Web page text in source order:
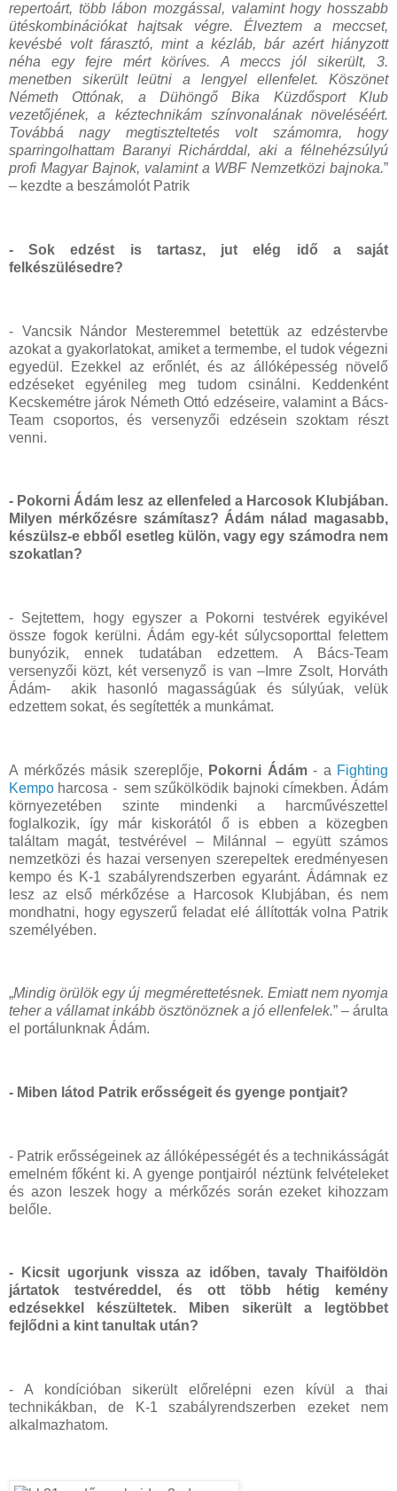
repertoárt, több lábon mozgással, valamint hogy hosszabb
ütéskombinációkat hajtsak végre. Élveztem a meccset,
kevésbé volt fárasztó, mint a kézláb, bár azért hiányzott
néha egy fejre mért köríves. A meccs jól sikerült, 3.
menetben sikerült leütni a lengyel ellenfelet. Köszönet
Németh Ottónak, a Dühöngő Bika Küzdősport Klub
vezetőjének, a kéztechnikám színvonalának növeléséért.
Továbbá nagy megtiszteltetés volt számomra, hogy
sparringolhattam Baranyi Richárddal, aki a félnehézsúlyú
profi Magyar Bajnok, valamint a WBF Nemzetközi bajnoka.”
– kezdte a beszámolót Patrik
- Sok edzést is tartasz, jut elég idő a saját
felkészülésedre?
- Vancsik Nándor Mesteremmel betettük az edzéstervbe
azokat a gyakorlatokat, amiket a termembe, el tudok végezni
egyedül. Ezekkel az erőnlét, és az állóképesség növelő
edzéseket egyénileg meg tudom csinálni. Keddenként
Kecskemétre járok Németh Ottó edzéseire, valamint a Bács-
Team csoportos, és versenyzői edzésein szoktam részt
venni.
- Pokorni Ádám lesz az ellenfeled a Harcosok Klubjában.
Milyen mérkőzésre számítasz? Ádám nálad magasabb,
készülsz-e ebből esetleg külön, vagy egy számodra nem
szokatlan?
- Sejtettem, hogy egyszer a Pokorni testvérek egyikével
össze fogok kerülni. Ádám egy-két súlycsoporttal felettem
bunyózik, ennek tudatában edzettem. A Bács-Team
versenyzői közt, két versenyző is van –Imre Zsolt, Horváth
Ádám- akik hasonló magasságúak és súlyúak, velük
edzettem sokat, és segítették a munkámat.
A mérkőzés másik szereplője, Pokorni Ádám- a Fighting
Kempo harcosa - sem szűkölködik bajnoki címekben. Ádám
környezetében szinte mindenki a harcművészettel
foglalkozik, így már kiskorától ő is ebben a közegben
találtam magát, testvérével – Milánnal – együtt számos
nemzetközi és hazai versenyen szerepeltek eredményesen
kempo és K-1 szabályrendszerben egyaránt. Ádámnak ez
lesz az első mérkőzése a Harcosok Klubjában, és nem
mondhatni, hogy egyszerű feladat elé állították volna Patrik
személyében.
„Mindig örülök egy új megmérettetésnek. Emiatt nem nyomja
teher a vállamat inkább ösztönöznek a jó ellenfelek.” – árulta
el portálunknak Ádám.
- Miben látod Patrik erősségeit és gyenge pontjait?
- Patrik erősségeinek az állóképességét és a technikásságát
emelném főként ki. A gyenge pontjairól néztünk felvételeket
és azon leszek hogy a mérkőzés során ezeket kihozzam
belőle.
- Kicsit ugorjunk vissza az időben, tavaly Thaiföldön
jártatok testvéreddel, és ott több hétig kemény
edzésekkel készültetek. Miben sikerült a legtöbbet
fejlődni a kint tanultak után?
- A kondícióban sikerült előrelépni ezen kívül a thai
technikákban, de K-1 szabályrendszerben ezeket nem
alkalmazhatom.